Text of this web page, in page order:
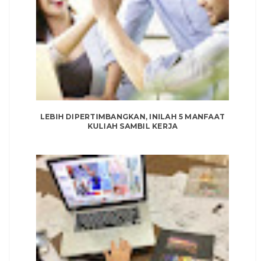
LEBIH DIPERTIMBANGKAN, INILAH 5 MANFAAT
KULIAH SAMBIL KERJA